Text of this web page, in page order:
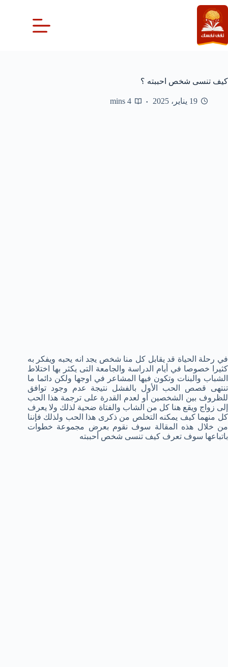
التجاوز
إلى
المحتوى
كيف تنسى شخص احببته ؟
19 يناير، 2025 4 mins
في رحلة الحياة قد يقابل كل منا شخص يجد انه يحبه ويفكر به
كثيرا خصوصا في أيام الدراسة والجامعة التى يكثر بها اختلاط
الشباب والبنات وتكون فيها المشاعر في اوجها ولكن دائما ما
تنتهى قصص الحب الأول بالفشل نتيجة عدم وجود توافق
للظروف بين الشخصين أو لعدم القدرة على ترجمة هذا الحب
إلى زواج ويقع هنا كل من الشاب والفتاة ضحية لذلك ولا يعرف
كل منهما كيف يمكنه التخلص من ذكرى هذا الحب ولذلك فإننا
من خلال هذه المقالة سوف نقوم بعرض مجموعة خطوات
باتباعها سوف تعرف كيف تنسى شخص أحببته